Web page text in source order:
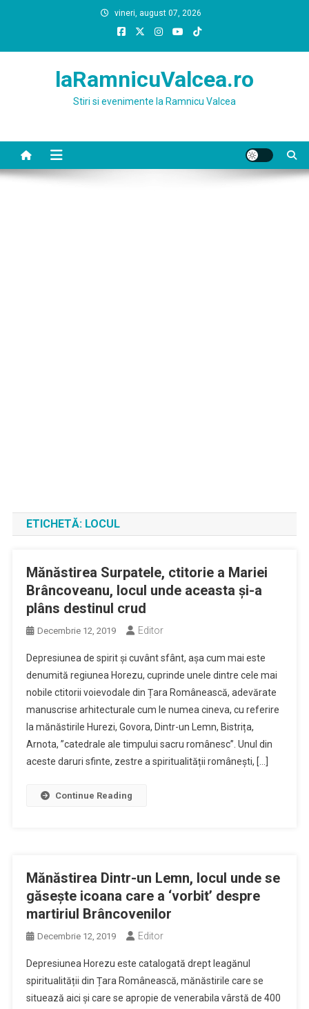
vineri, august 07, 2026
laRamnicuValcea.ro
Stiri si evenimente la Ramnicu Valcea
ETICHETĂ: LOCUL
Mănăstirea Surpatele, ctitorie a Mariei
Brâncoveanu, locul unde aceasta și-a
plâns destinul crud
Decembrie 12, 2019 Editor
Depresiunea de spirit și cuvânt sfânt, așa cum mai este
denumită regiunea Horezu, cuprinde unele dintre cele mai
nobile ctitorii voievodale din Țara Românească, adevărate
manuscrise arhitecturale cum le numea cineva, cu referire
la mănăstirile Hurezi, Govora, Dintr-un Lemn, Bistrița,
Arnota, ”catedrale ale timpului sacru românesc”. Unul din
aceste daruri sfinte, zestre a spiritualității românești, […]
Continue Reading
Mănăstirea Dintr-un Lemn, locul unde se
găsește icoana care a ‘vorbit’ despre
martiriul Brâncovenilor
Decembrie 12, 2019 Editor
Depresiunea Horezu este catalogată drept leagănul
spiritualității din Țara Românească, mănăstirile care se
situează aici și care se apropie de venerabila vârstă de 400